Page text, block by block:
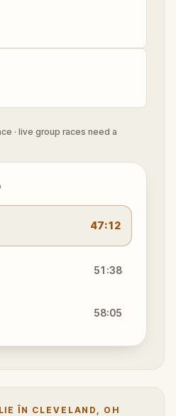
· live group races need a
47:12
51:38
58:05
ÎN CLEVELAND, OH